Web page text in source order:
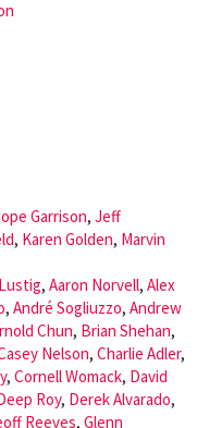
Garrison, Jeff
, Karen Golden, Marvin
, Aaron Norvell, Alex
, André Sogliuzzo, Andrew
Chun, Brian Shehan,
Nelson, Charlie Adler,
, Cornell Womack, David
Roy, Derek Alvarado,
Reeves, Glenn